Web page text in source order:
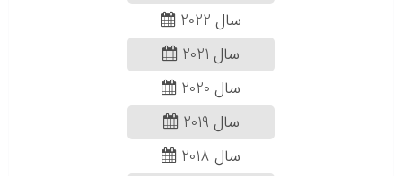
سال 2022
سال 2021
سال 2020
سال 2019
سال 2018